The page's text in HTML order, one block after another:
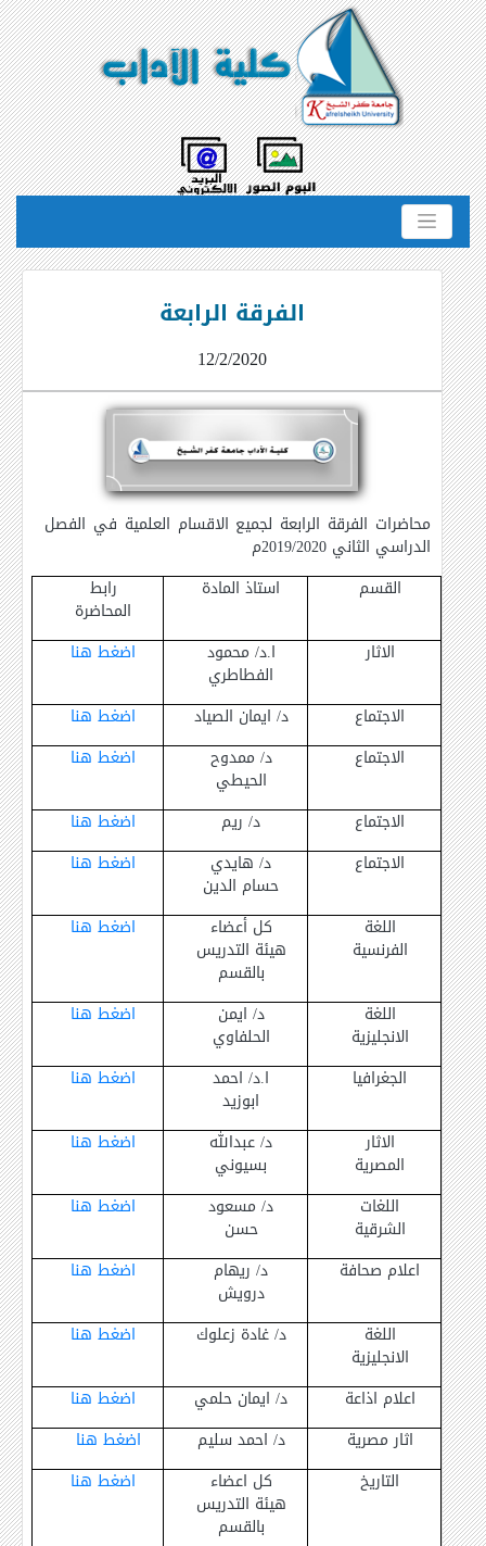
الفرقة الرابعة
12/2/2020
محاضرات الفرقة الرابعة لجميع الاقسام العلمية في الفصل
الدراسي الثاني 2019/2020م
القسم
استاذ المادة رابط
المحاضرة
الاثار
ا.د/ محمود
الفطاطري
اضغط هنا
الاجتماع د/ ايمان الصياد
اضغط هنا
الاجتماع
د/ ممدوح
الحيطي
اضغط هنا
الاجتماع د/ ريم
اضغط هنا
الاجتماع
د/ هايدي
حسام الدين
اضغط هنا
اللغة
الفرنسية
كل أعضاء
هيئة التدريس
بالقسم
اضغط هنا
اللغة
الانجليزية
د/ ايمن
الحلفاوي
اضغط هنا
الجغرافيا ا.د/ احمد
ابوزيد
اضغط هنا
الاثار
المصرية
د/ عبدالله
بسيوني
اضغط هنا
اللغات
الشرقية
د/ مسعود
حسن
اضغط هنا
اعلام صحافة د/ ريهام
درويش
اضغط هنا
اللغة
الانجليزية
د/ غادة زعلوك اضغط هنا
اعلام اذاعة د/ ايمان حلمي
اضغط هنا
اثار مصرية
د/ احمد سليم
اضغط هنا
التاريخ
كل اعضاء
هيئة التدريس
بالقسم
اضغط هنا